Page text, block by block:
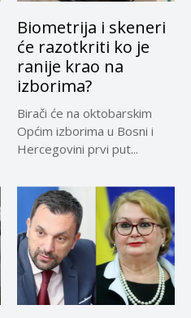
Biometrija i skeneri
će razotkriti ko je
ranije krao na
izborima?
Birači će na oktobarskim
Općim izborima u Bosni i
Hercegovini prvi put...